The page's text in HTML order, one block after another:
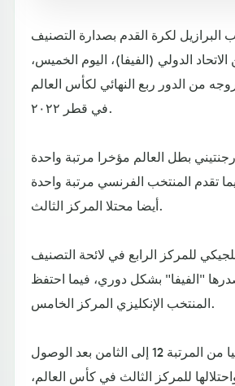
البرازيل لكرة القدم بصدارة التصنيف
الدولي (الفيفا)، اليوم الخميس،
من الدور ربع النهائي لكأس العالم
في قطر ٢٠٢٢.
بطل العالم مؤخرا مرتبة واحدة
تقدم المنتخب الفرنسي مرتبة واحدة
أيضا محتلا المركز الثالث.
للمركز الرابع في لائحة التصنيف
"الفيفا" بشكل دوري، فيما احتفظ
المنتخب الإنكليزي المركز الخامس.
وصعدت كرواتيا من المرتبة 12 إلى الثامن بعد الوصول
للمركز الثالث في كأس العالم،